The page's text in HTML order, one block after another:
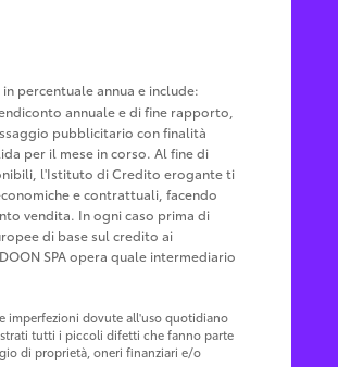
percentuale annua e include:
annuale e di fine rapporto,
pubblicitario con finalità
per il mese in corso. Al fine di
l'Istituto di Credito erogante ti
e contrattuali, facendo
vendita. In ogni caso prima di
di base sul credito ai
SPA opera quale intermediario
imperfezioni dovute all'uso quotidiano
tutti i piccoli difetti che fanno parte
di proprietà, oneri finanziari e/o